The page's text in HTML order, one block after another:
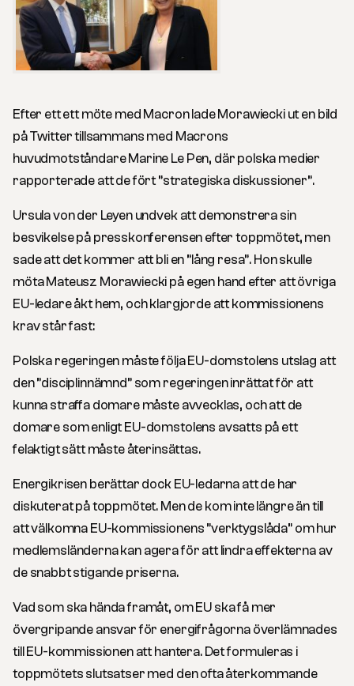
Efter ett ett möte med Macron lade Morawiecki ut en bild
på Twitter tillsammans med Macrons
huvudmotståndare Marine Le Pen, där polska medier
rapporterade att de fört ”strategiska diskussioner”.
Ursula von der Leyen undvek att demonstrera sin
besvikelse på presskonferensen efter toppmötet, men
sade att det kommer att bli en ”lång resa”. Hon skulle
möta Mateusz Morawiecki på egen hand efter att övriga
EU-ledare åkt hem, och klargjorde att kommissionens
krav står fast:
Polska regeringen måste följa EU-domstolens utslag att
den ”disciplinnämnd” som regeringen inrättat för att
kunna straffa domare måste avvecklas, och att de
domare som enligt EU-domstolens avsatts på ett
felaktigt sätt måste återinsättas.
Energikrisen berättar dock EU-ledarna att de har
diskuterat på toppmötet. Men de kom inte längre än till
att välkomna EU-kommissionens ”verktygslåda” om hur
medlemsländerna kan agera för att lindra effekterna av
de snabbt stigande priserna.
Vad som ska hända framåt, om EU ska få mer
övergripande ansvar för energifrågorna överlämnades
till EU-kommissionen att hantera. Det formuleras i
toppmötets slutsatser med den ofta återkommande